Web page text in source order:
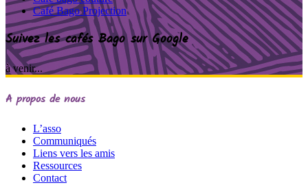
Café Bago Projection
Suivez les cafés Bago sur Google
à venir...
A propos de nous
L’asso
Communiqués
Liens vers les amis
Ressources
Contact